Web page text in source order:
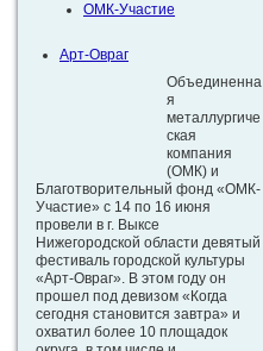
ОМК-Участие
Арт-Овраг
Объединенна
я
металлургиче
ская
компания
(ОМК) и
Благотворительный фонд «ОМК-
Участие» с 14 по 16 июня
провели в г. Выксе
Нижегородской области девятый
фестиваль городской культуры
«Арт-Овраг». В этом году он
прошел под девизом «Когда
сегодня становится завтра» и
охватил более 10 площадок